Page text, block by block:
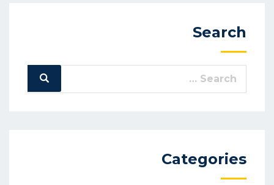
Search
Search
Search
Categories